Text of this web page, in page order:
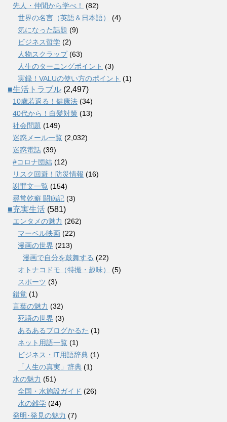
先人・仲間から学べ！
(82)
世界の名言（英語＆日本語）
(4)
気になった話題 (9)
ビジネス哲学 (2)
人物スクラップ(63)
人生のターニングポイント (3)
実録！VALUの使い方のポイント (1)
■生活トラブル (2,497)
10歳若返る！健康法 (34)
40代から！白髪対策 (13)
社会問題 (149)
迷惑メール一覧 (2,032)
迷惑電話 (39)
#コロナ団結 (12)
リスク回避！防災情報 (16)
謝罪文一覧 (154)
尋常乾癬 闘病記 (3)
■充実生活 (581)
エンタメの魅力 (262)
マーベル映画 (22)
漫画の世界 (213)
漫画で自分を鼓舞する (22)
オトナコドモ（特撮・趣味）
(5)
スポーツ (3)
錯覚 (1)
言葉の魅力 (32)
死語の世界 (3)
あるあるブログかるた (1)
ネット用語一覧 (1)
ビジネス・IT用語辞典 (1)
「人生の真実」辞典 (1)
水の魅力 (51)
全国・水施設ガイド (26)
水の雑学 (24)
発明･発見の魅力 (7)